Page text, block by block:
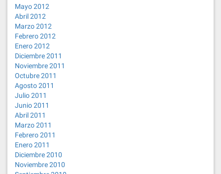
Mayo 2012
Abril 2012
Marzo 2012
Febrero 2012
Enero 2012
Diciembre 2011
Noviembre 2011
Octubre 2011
Agosto 2011
Julio 2011
Junio 2011
Abril 2011
Marzo 2011
Febrero 2011
Enero 2011
Diciembre 2010
Noviembre 2010